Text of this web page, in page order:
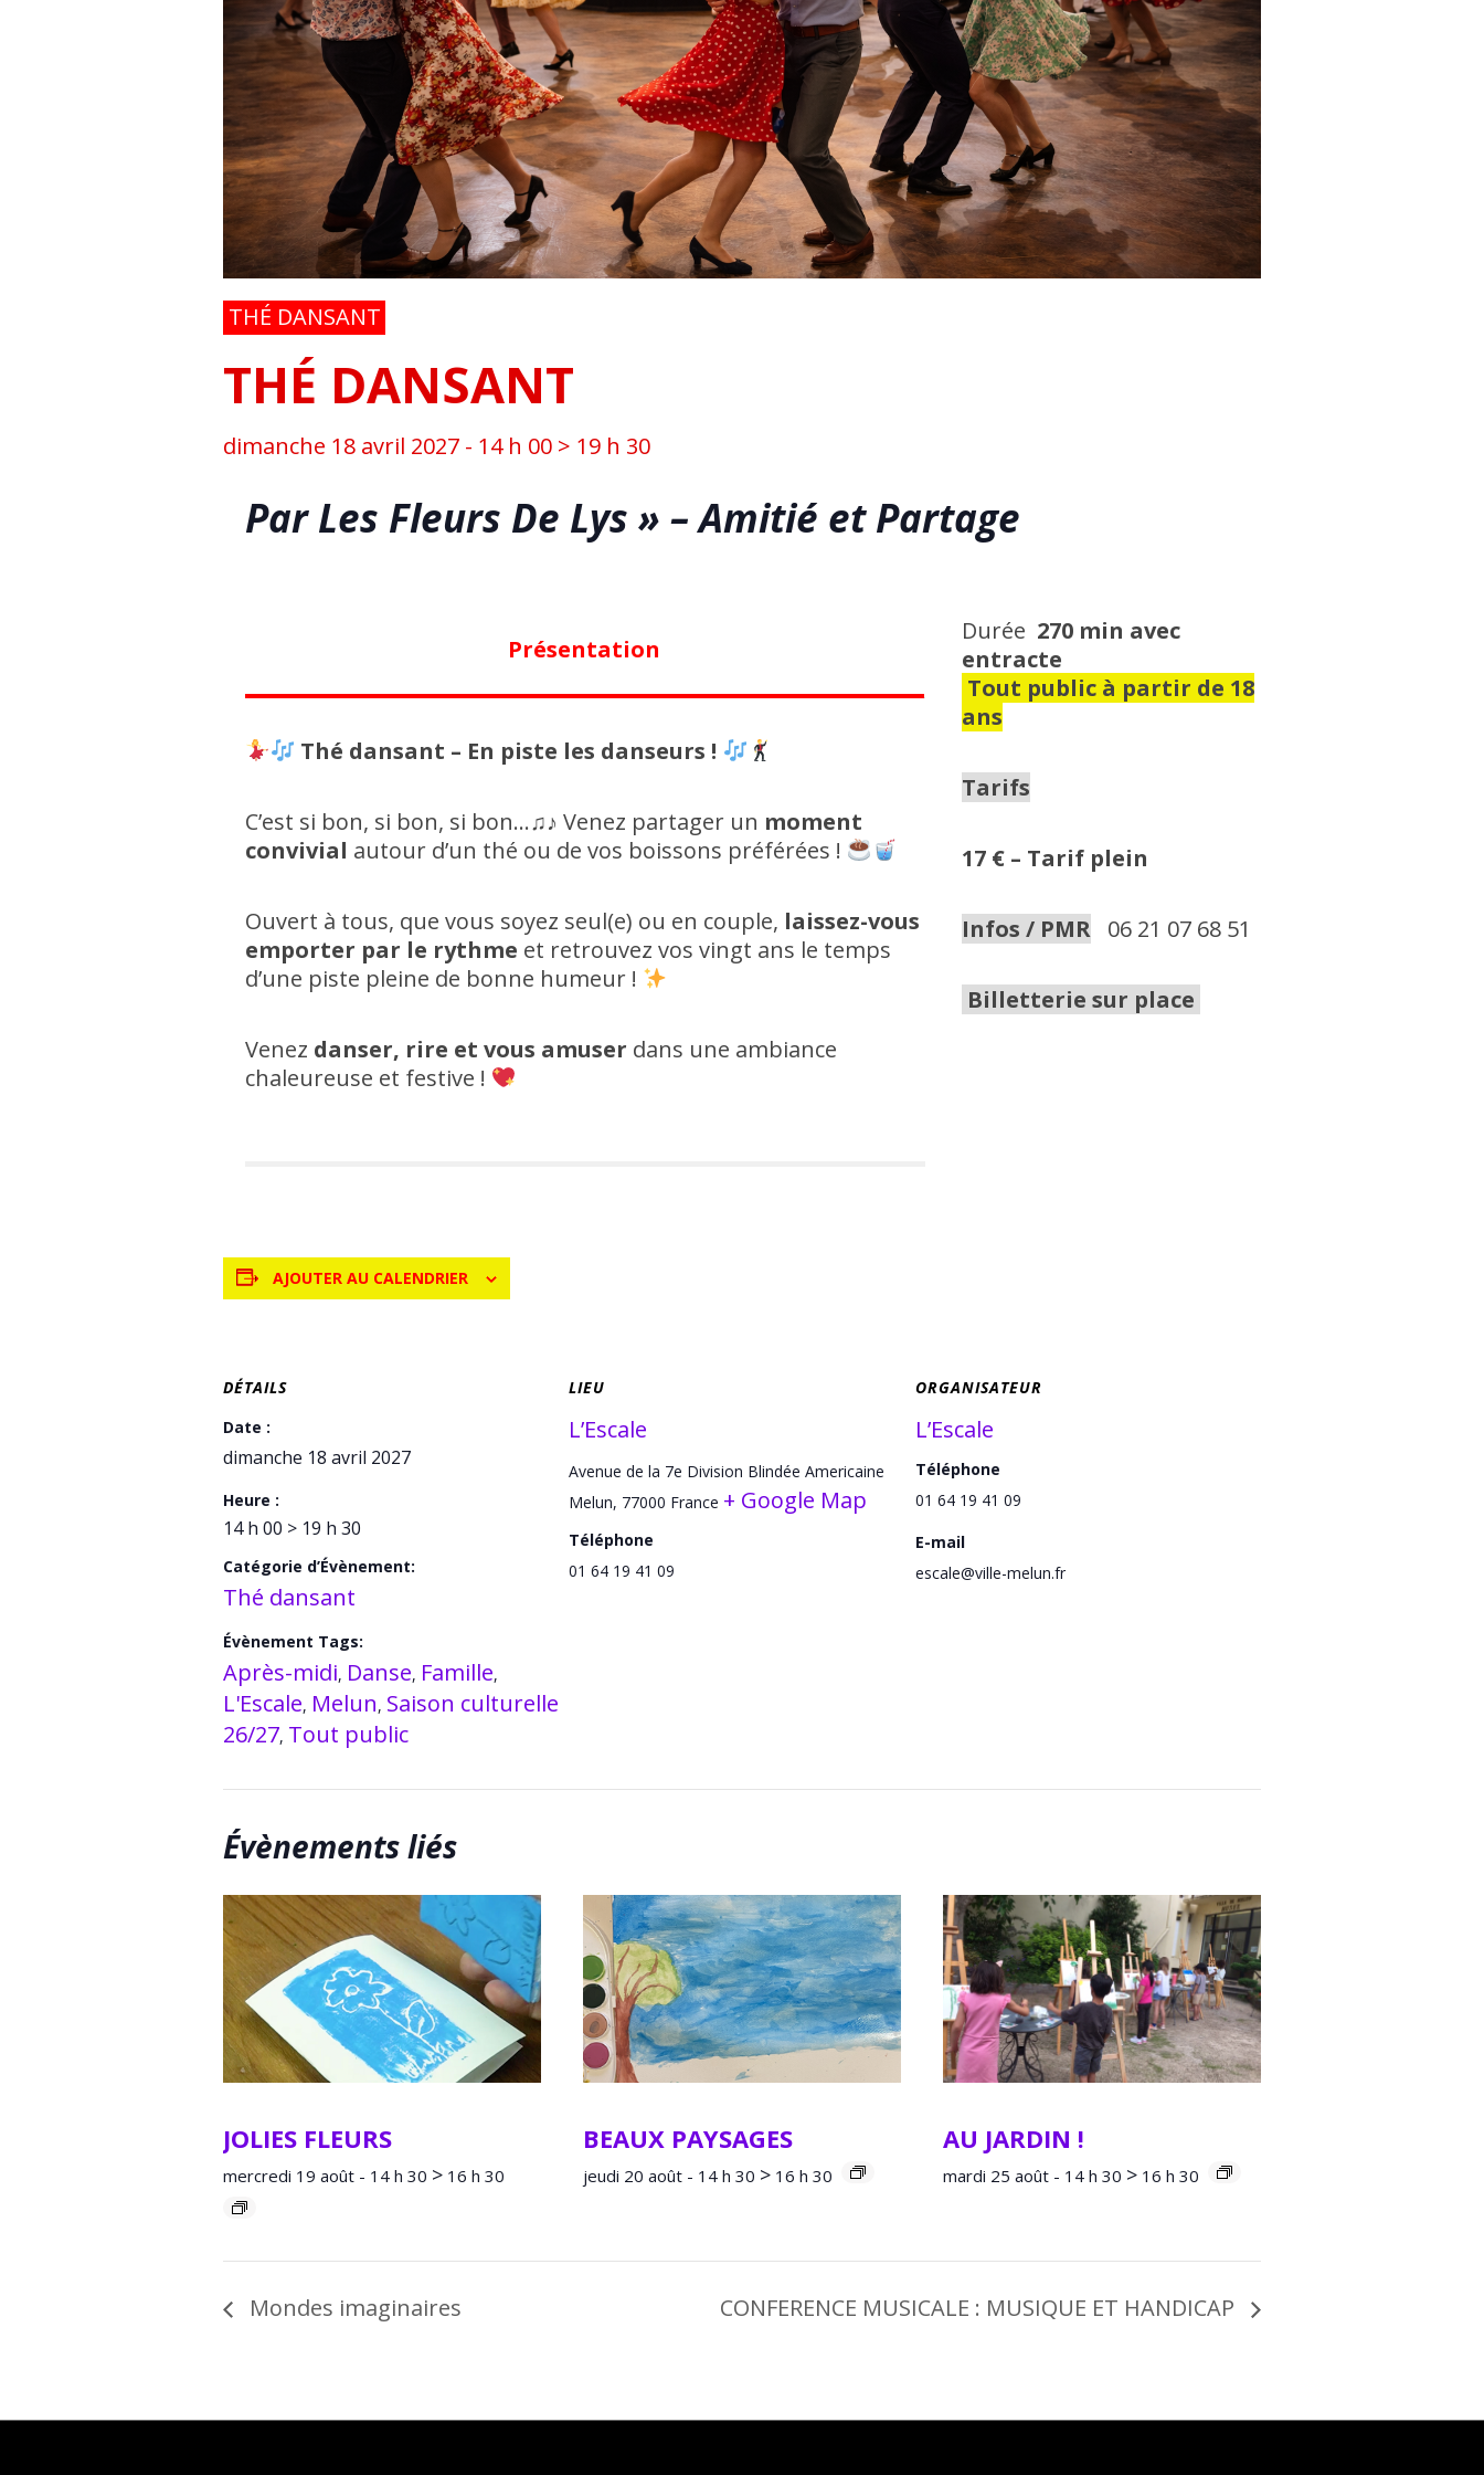
THÉ DANSANT
THÉ DANSANT
dimanche 18 avril 2027 - 14 h 00 > 19 h 30
Par Les Fleurs De Lys » – Amitié et Partage
Présentation
Thé dansant – En piste les danseurs !
C’est si bon, si bon, si bon…♫♪ Venez partager un moment
convivial autour d’un thé ou de vos boissons préférées !
Ouvert à tous, que vous soyez seul(e) ou en couple, laissez-vous
emporter par le rythme et retrouvez vos vingt ans le temps
d’une piste pleine de bonne humeur !
Venez danser, rire et vous amuser dans une ambiance
chaleureuse et festive !
Durée 270 min avec
entracte
Tout public à partir de 18
ans
Tarifs
17 € – Tarif plein
Infos / PMR06 21 07 68 51
Billetterie sur place
AJOUTER AU CALENDRIER
DÉTAILS
Date :
dimanche 18 avril 2027
Heure :
14 h 00 > 19 h 30
Catégorie d’Évènement:
Thé dansant
Évènement Tags:
Après-midi, Danse, Famille,
L'Escale, Melun, Saison culturelle
26/27, Tout public
LIEU
L’Escale
Avenue de la 7e Division Blindée Americaine
Melun, 77000 France + Google Map
Téléphone
01 64 19 41 09
ORGANISATEUR
L’Escale
Téléphone
01 64 19 41 09
E-mail
escale@ville-melun.fr
Évènements liés
JOLIES FLEURS
mercredi 19 août - 14 h 30 > 16 h 30
BEAUX PAYSAGES
jeudi 20 août - 14 h 30 > 16 h 30
AU JARDIN !
mardi 25 août - 14 h 30 > 16 h 30
Mondes imaginaires CONFERENCE MUSICALE : MUSIQUE ET HANDICAP